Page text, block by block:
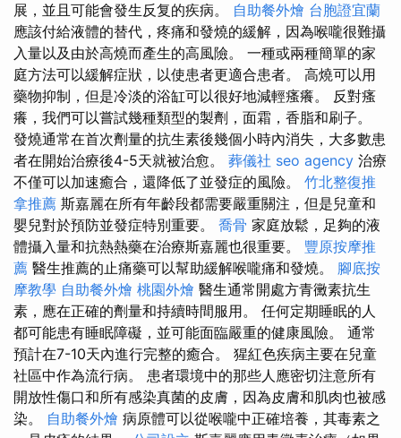
展，並且可能會發生反复的疾病。 自助餐外燴 台胞證宜蘭
應該付給液體的替代，疼痛和發燒的緩解，因為喉嚨很難攝
入量以及由於高燒而產生的高風險。 一種或兩種簡單的家
庭方法可以緩解症狀，以使患者更適合患者。 高燒可以用
藥物抑制，但是冷淡的浴缸可以很好地減輕瘙癢。 反對瘙
癢，我們可以嘗試幾種類型的製劑，面霜，香脂和刷子。
發燒通常在首次劑量的抗生素後幾個小時內消失，大多數患
者在開始治療後4-5天就被治愈。 葬儀社 seo agency 治療
不僅可以加速癒合，還降低了並發症的風險。 竹北整復推
拿推薦 斯嘉麗在所有年齡段都需要嚴重關注，但是兒童和
嬰兒對於預防並發症特別重要。 喬骨 家庭放鬆，足夠的液
體攝入量和抗熱熱藥在治療斯嘉麗也很重要。 豐原按摩推
薦 醫生推薦的止痛藥可以幫助緩解喉嚨痛和發燒。 腳底按
摩教學 自助餐外燴 桃園外燴 醫生通常開處方青黴素抗生
素，應在正確的劑量和持續時間服用。 任何定期睡眠的人
都可能患有睡眠障礙，並可能面臨嚴重的健康風險。 通常
預計在7-10天內進行完整的癒合。 猩紅色疾病主要在兒童
社區中作為流行病。 患者環境中的那些人應密切注意所有
開放性傷口和所有感染真菌的皮膚，因為皮膚和肌肉也被感
染。 自助餐外燴 病原體可以從喉嚨中正確培養，其毒素之